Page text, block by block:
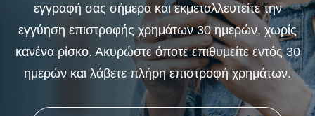
εγγραφή σας σήμερα και εκμεταλλευτείτε την
εγγύηση επιστροφής χρημάτων 30 ημερών, χωρίς
κανένα ρίσκο. Ακυρώστε όποτε επιθυμείτε εντός 30
ημερών και λάβετε πλήρη επιστροφή χρημάτων.